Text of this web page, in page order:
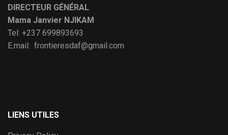
DIRECTEUR GÉNÉRAL
Mama Janvier NJIKAM
Tel: +237 699893693
E.mail: frontieresdaf@gmail.com
LIENS UTILES